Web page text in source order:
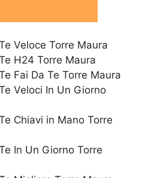
Veloce Torre Maura
H24 Torre Maura
Fai Da Te Torre Maura
Veloci In Un Giorno
Chiavi in Mano Torre
In Un Giorno Torre